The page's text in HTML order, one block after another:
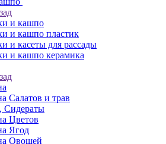
и кашпо
и кашпо пластик
и касеты для рассады
и кашпо керамика
Салатов и трав
Сидераты
Цветов
Ягод
Овощей